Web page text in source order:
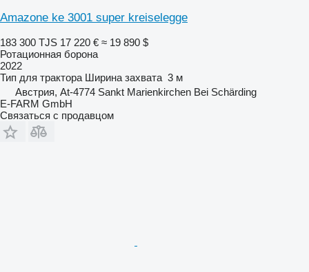
Amazone ke 3001 super kreiselegge
183 300 TJS 17 220 € ≈ 19 890 $
Ротационная борона
2022
Тип для трактора Ширина захвата 3 м
Австрия, At-4774 Sankt Marienkirchen Bei Schärding
E-FARM GmbH
Связаться с продавцом